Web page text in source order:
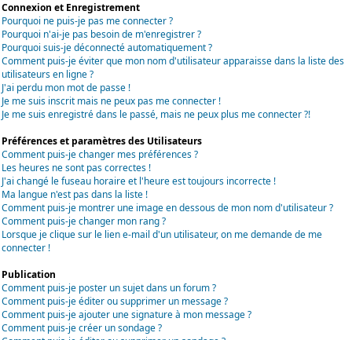
Connexion et Enregistrement
Pourquoi ne puis-je pas me connecter ?
Pourquoi n'ai-je pas besoin de m'enregistrer ?
Pourquoi suis-je déconnecté automatiquement ?
Comment puis-je éviter que mon nom d'utilisateur apparaisse dans la liste des
utilisateurs en ligne ?
J'ai perdu mon mot de passe !
Je me suis inscrit mais ne peux pas me connecter !
Je me suis enregistré dans le passé, mais ne peux plus me connecter ?!
Préférences et paramètres des Utilisateurs
Comment puis-je changer mes préférences ?
Les heures ne sont pas correctes !
J'ai changé le fuseau horaire et l'heure est toujours incorrecte !
Ma langue n'est pas dans la liste !
Comment puis-je montrer une image en dessous de mon nom d'utilisateur ?
Comment puis-je changer mon rang ?
Lorsque je clique sur le lien e-mail d'un utilisateur, on me demande de me
connecter !
Publication
Comment puis-je poster un sujet dans un forum ?
Comment puis-je éditer ou supprimer un message ?
Comment puis-je ajouter une signature à mon message ?
Comment puis-je créer un sondage ?